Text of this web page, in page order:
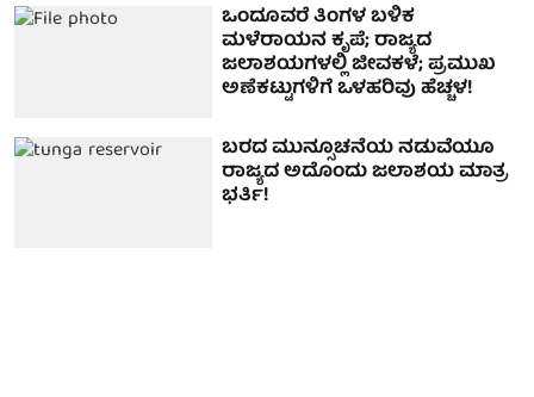
ಒಂದೂವರೆ ತಿಂಗಳ ಬಳಿಕ
ಮಳೆರಾಯನ ಕೃಪೆ; ರಾಜ್ಯದ
ಜಲಾಶಯಗಳಲ್ಲಿ ಜೀವಕಳೆ; ಪ್ರಮುಖ
ಅಣೆಕಟ್ಟುಗಳಿಗೆ ಒಳಹರಿವು ಹೆಚ್ಚಳ!
ಬರದ ಮುನ್ಸೂಚನೆಯ ನಡುವೆಯೂ
ರಾಜ್ಯದ ಅದೊಂದು ಜಲಾಶಯ ಮಾತ್ರ
ಭರ್ತಿ!